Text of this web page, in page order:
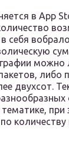
в App
себя
можно
либо
двухсот.
при
количеству